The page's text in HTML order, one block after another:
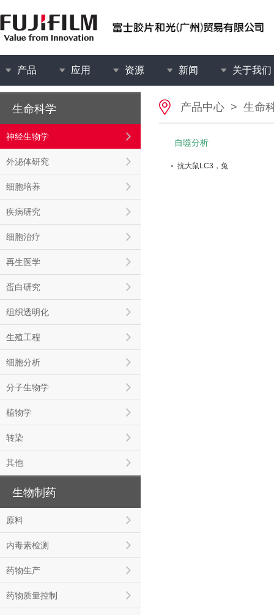
产品 应用 资源 新闻 关于我们
生命科学
神经生物学
外泌体研究
细胞培养
疾病研究
细胞治疗
再生医学
蛋白研究
组织透明化
生殖工程
细胞分析
分子生物学
植物学
转染
其他
生物制药
原料
内毒素检测
药物生产
药物质量控制
产品中心 > 生命
自噬分析
抗大鼠LC3，兔